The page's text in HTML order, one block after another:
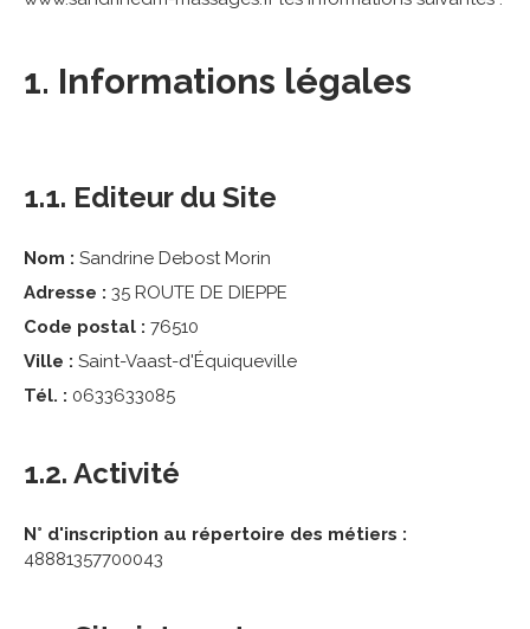
1. Informations légales
1.1. Editeur du Site
Nom : Sandrine Debost Morin
Adresse : 35 ROUTE DE DIEPPE
Code postal : 76510
Ville : Saint-Vaast-d'Équiqueville
Tél. : 0633633085
1.2. Activité
N° d'inscription au répertoire des métiers :
48881357700043